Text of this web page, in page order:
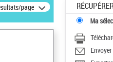
page
Ma